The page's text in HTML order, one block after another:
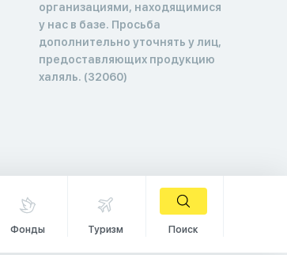
организациями, находящимися
у нас в базе. Просьба
дополнительно уточнять у лиц,
предоставляющих продукцию
халяль. (32060)
Фонды Туризм Поиск